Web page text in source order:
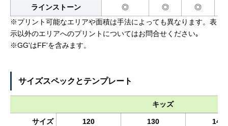
ラインストーン ◎ ◎
◎
※プリント可能なエリアや面積は手法によっても異なります。表
示以外のエリアへのプリントについてはお問合せください｡
※GG'はFF'を含みます。
サイズスペックとテンプレート
キッズ
サイズ 120 130 140